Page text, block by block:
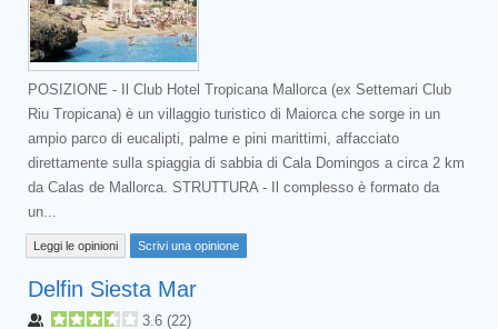
POSIZIONE - Il Club Hotel Tropicana Mallorca (ex Settemari Club
Riu Tropicana) è un villaggio turistico di Maiorca che sorge in un
ampio parco di eucalipti, palme e pini marittimi, affacciato
direttamente sulla spiaggia di sabbia di Cala Domingos a circa 2 km
da Calas de Mallorca. STRUTTURA - Il complesso è formato da
un...
Leggi le opinioni Scrivi una opinione
Delfin Siesta Mar
3.6 (22)